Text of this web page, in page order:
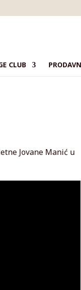
CLUB
Jovane Manić u